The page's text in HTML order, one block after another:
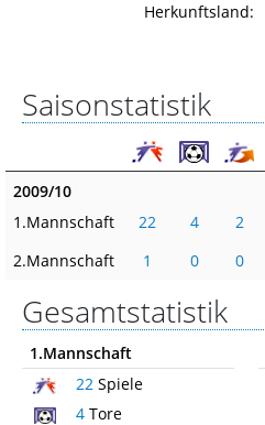
Herkunftsland:
Saisonstatistik
2009/10
1.Mannschaft
22 4 2
2.Mannschaft
1 0 0
Gesamtstatistik
1.Mannschaft
22 Spiele
4 Tore